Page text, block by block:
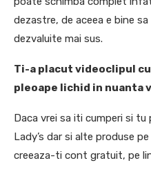
dezastre, de aceea e bine
dezvaluite mai sus.
Ti-a placut videoclipul
pleoape lichid in nuanta
Daca vrei sa iti cumperi si tu
Lady’s dar si alte produse
creeaza-ti cont gratuit, pe